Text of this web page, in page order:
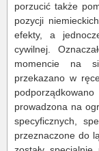
porzucić także
pozycji
efekty, a
cywilnej.
momencie na
przekazano w
prowadzona na
specyficznych,
przeznaczone do